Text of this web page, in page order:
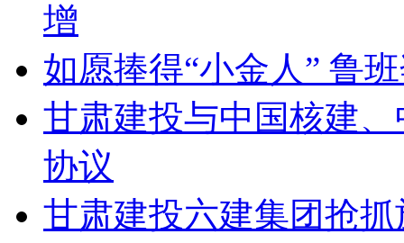
增
如愿捧得“小金人” 鲁
甘肃建投与中国核建
协议
甘肃建投六建集团抢